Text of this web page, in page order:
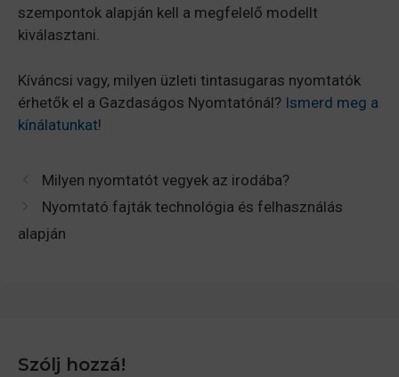
szempontok alapján kell a megfelelő modellt
kiválasztani.
Kíváncsi vagy, milyen üzleti tintasugaras nyomtatók
érhetők el a Gazdaságos Nyomtatónál? Ismerd meg a
kínálatunkat!
Milyen nyomtatót vegyek az irodába?
Nyomtató fajták technológia és felhasználás
alapján
Szólj hozzá!